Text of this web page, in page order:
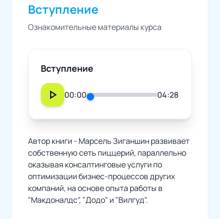
Вступление
Ознакомительные материалы курса
Вступление
play_arrow 00:00 04:28
Автор книги - Марсель Зиганшин развивает
собственную сеть пиццерий, параллельно
оказывая консалтинговые услуги по
оптимизации бизнес-процессов других
компаний, на основе опыта работы в
"Макдоналдс", "Додо" и "Вилгуд".